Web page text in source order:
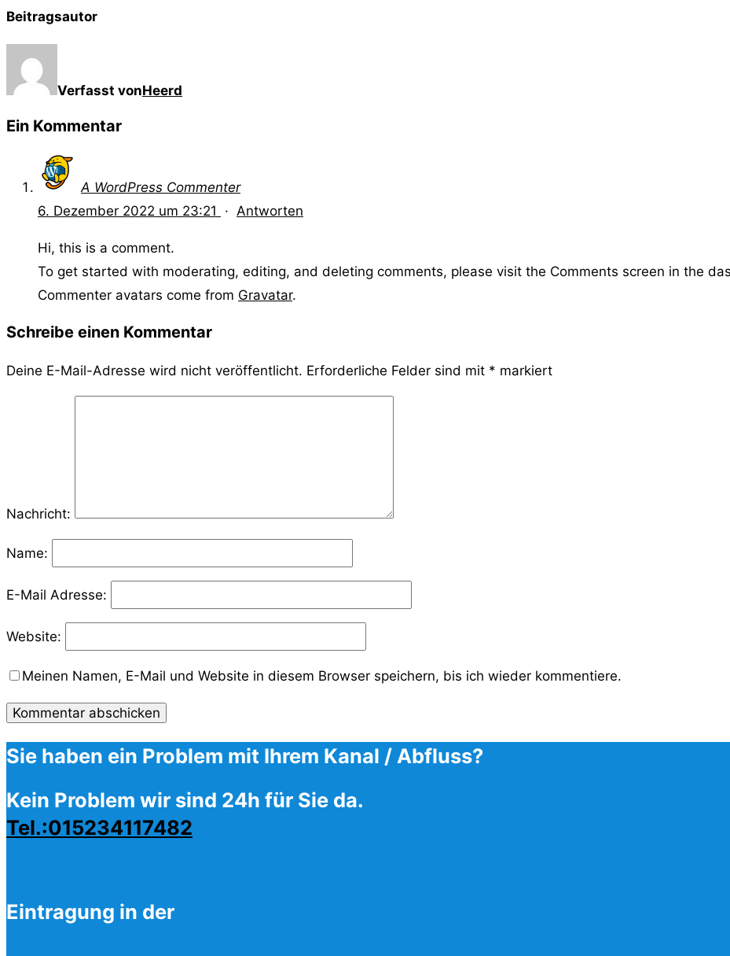
Beitragsautor
Verfasst vonHeerd
Ein Kommentar
A WordPress Commenter
6. Dezember 2022 um 23:21
· Antworten
Hi, this is a comment.
To get started with moderating, editing, and deleting comments, please visit the Comments screen in the
Commenter avatars come from Gravatar.
Schreibe einen Kommentar
Deine E-Mail-Adresse wird nicht veröffentlicht. Erforderliche Felder sind mit * markiert
Nachricht:
Name:
E-Mail Adresse:
Website:
Meinen Namen, E-Mail und Website in diesem Browser speichern, bis ich wieder kommentiere.
Sie haben ein Problem mit Ihrem Kanal / Abfluss?
Kein Problem wir sind 24h für Sie da.
Tel.:015234117482
Eintragung in der